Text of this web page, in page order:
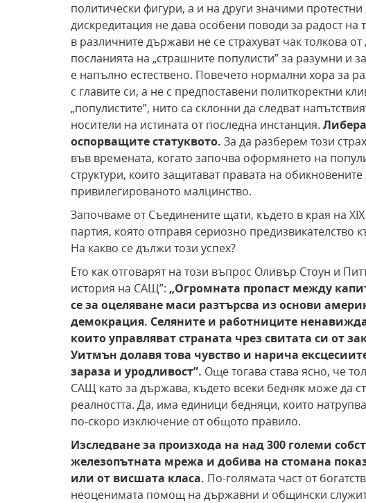
политически фигури, а и на други значими протестни
дискредитация не дава особени поводи за радост на
в различните държави не се страхуват чак толкова
посланията на „страшните популисти” за разумни и
е напълно естествено. Повечето нормални хора за
с главите си, а не с предпоставени политкоректни
„популистите”, нито са склонни да следват
носители на истината от последна инстанция.
оспорващите статуквото. За да разберем този
във времената, когато започва оформянето на
структури, които защитават правата на
привилегированото малцинство.
Започваме от Съединените щати, където в края на
партия, която отправя сериозно предизвикателство
На какво се дължи този успех?
Ето как отговарят на този въпрос Оливър Стоун и
история на САЩ”: „Огромната пропаст между
се за оцеляване маси разтърсва изоснови
демокрация. Селяните и работниците
които управляват страната чрез свитата си от
Уитмън долавя това чувство и нарича
зараза и уродливост”. Още тогава става ясно, че
САЩ като за държава, където всеки бедняк може да
реалността. Да, има единици бедняци, които
по-скоро изключение от общото правило.
Изследване за произхода на над 300 големи
железопътната мрежа и добива на стомана
или от висшата класа. По-голямата част от
неоценимата помощ на държавни и общински